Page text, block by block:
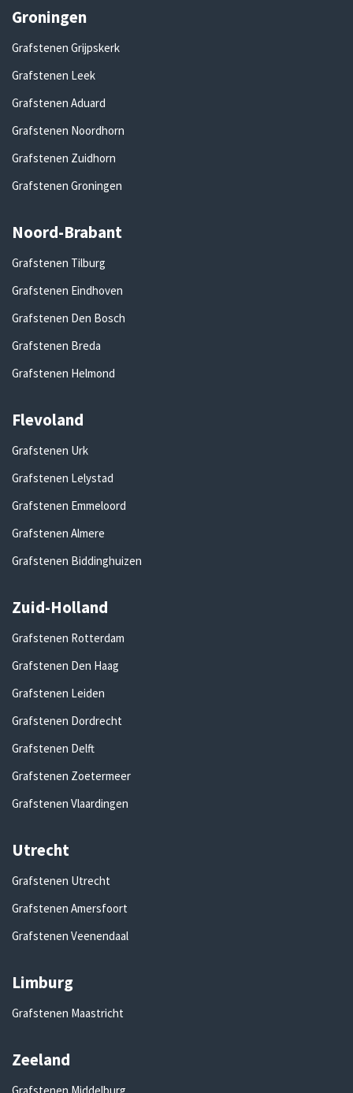
Groningen
Grafstenen Grijpskerk
Grafstenen Leek
Grafstenen Aduard
Grafstenen Noordhorn
Grafstenen Zuidhorn
Grafstenen Groningen
Noord-Brabant
Grafstenen Tilburg
Grafstenen Eindhoven
Grafstenen Den Bosch
Grafstenen Breda
Grafstenen Helmond
Flevoland
Grafstenen Urk
Grafstenen Lelystad
Grafstenen Emmeloord
Grafstenen Almere
Grafstenen Biddinghuizen
Zuid-Holland
Grafstenen Rotterdam
Grafstenen Den Haag
Grafstenen Leiden
Grafstenen Dordrecht
Grafstenen Delft
Grafstenen Zoetermeer
Grafstenen Vlaardingen
Utrecht
Grafstenen Utrecht
Grafstenen Amersfoort
Grafstenen Veenendaal
Limburg
Grafstenen Maastricht
Zeeland